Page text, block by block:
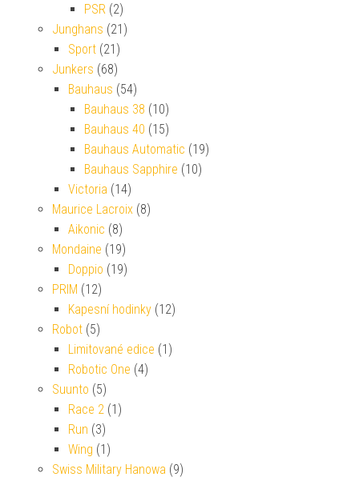
PSR (2)
Junghans (21)
Sport (21)
Junkers (68)
Bauhaus (54)
Bauhaus 38 (10)
Bauhaus 40 (15)
Bauhaus Automatic (19)
Bauhaus Sapphire (10)
Victoria (14)
Maurice Lacroix (8)
Aikonic (8)
Mondaine (19)
Doppio (19)
PRIM (12)
Kapesní hodinky (12)
Robot (5)
Limitované edice (1)
Robotic One (4)
Suunto (5)
Race 2 (1)
Run (3)
Wing (1)
Swiss Military Hanowa (9)